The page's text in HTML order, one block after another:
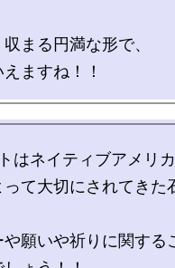
まる円満な形で、
はネイティブアメリ
って大切にされてきた
願いや祈りに関する